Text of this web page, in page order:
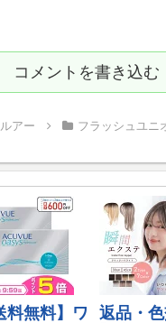
コメントを書き込む
ルアー フラッシュユニ